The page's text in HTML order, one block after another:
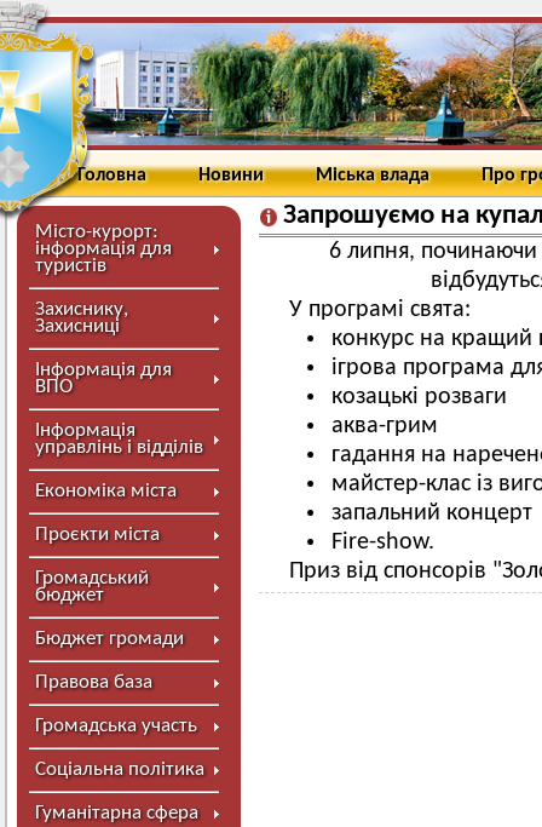
Головна Новини Міська влада Про
Місто-курорт:
інформація для
туристів
Захиснику,
Захисниці
Інформація для
ВПО
Інформація
управлінь і відділів
Економіка міста
Проєкти міста
Громадський
бюджет
Бюджет громади
Правова база
Громадська участь
Соціальна політика
Гуманітарна сфера
Запрошуємо на
6 липня,
У програмі свята:
конкурс на кращий
ігрова програма
козацькі розваги
аква-грим
гадання на
майстер-клас із
запальний концерт
Fire-show.
Приз від спонсорів